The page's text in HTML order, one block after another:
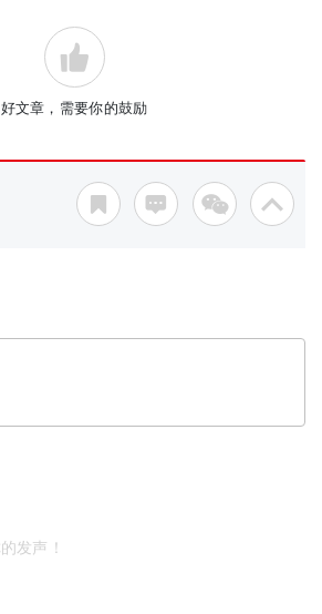
好文章，需要你的鼓励
发声！